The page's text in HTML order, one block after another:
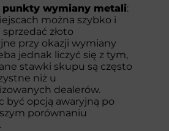
punkty wymiany metali:
można szybko i
złoto
przy okazji wymiany
jednak liczyć się z tym,
stawki skupu są często
niż u
dealerów.
być opcją awaryjną po
porównaniu